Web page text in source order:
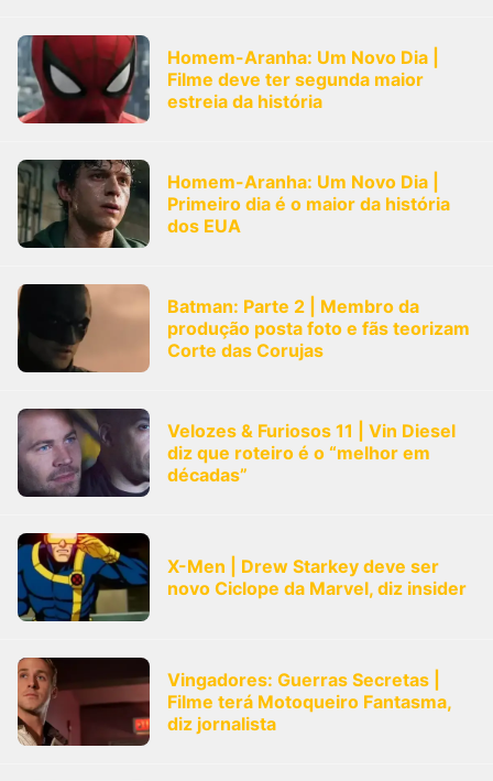
Homem-Aranha: Um Novo Dia |
Filme deve ter segunda maior
estreia da história
Homem-Aranha: Um Novo Dia |
Primeiro dia é o maior da história
dos EUA
Batman: Parte 2 | Membro da
produção posta foto e fãs teorizam
Corte das Corujas
Velozes & Furiosos 11 | Vin Diesel
diz que roteiro é o “melhor em
décadas”
X-Men | Drew Starkey deve ser
novo Ciclope da Marvel, diz insider
Vingadores: Guerras Secretas |
Filme terá Motoqueiro Fantasma,
diz jornalista